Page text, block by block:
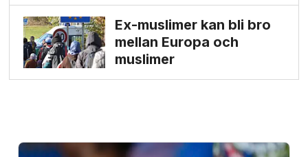
Ex-muslimer kan bli bro
mellan Europa och
muslimer